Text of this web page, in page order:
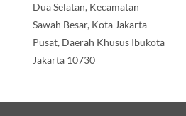
Dua Selatan, Kecamatan
Sawah Besar, Kota Jakarta
Pusat, Daerah Khusus Ibukota
Jakarta 10730